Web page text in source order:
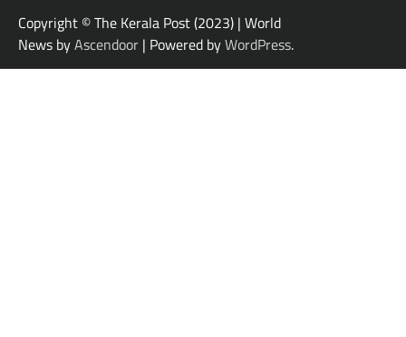
Copyright © The Kerala Post (2023) | World
News byAscendoor | Powered byWordPress.